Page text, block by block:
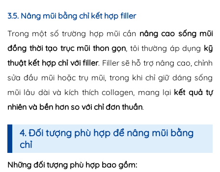
3.5. Nâng mũi bằng chỉ kết hợp filler
Trong một số trường hợp mũi cần nâng cao sống mũi
đồng thời tạo trục mũi thon gọn , tôi thường áp dụng kỹ
thuật kết hợp chỉ với filler. Filler sẽ hỗ trợ nâng cao, chỉnh
sửa đầu mũi hoặc trụ mũi, trong khi chỉ giữ dáng sống
mũi lâu dài và kích thích collagen, mang lại kết quả tự
nhiên và bền hơn so với chỉ đơn thuần.
4. Đối tượng phù hợp để nâng mũi bằng
chỉ
Những đối tượng phù hợp bao gồm: